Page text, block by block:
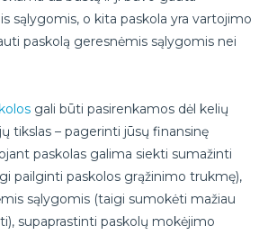
sąlygomis, o kita paskola yra vartojimo
paskolą geresnėmis sąlygomis nei
gali būti pasirenkamos dėl kelių
tikslas – pagerinti jūsų finansinę
paskolas galima siekti sumažinti
pailginti paskolos grąžinimo trukmę),
sąlygomis (taigi sumokėti mažiau
supaprastinti paskolų mokėjimo